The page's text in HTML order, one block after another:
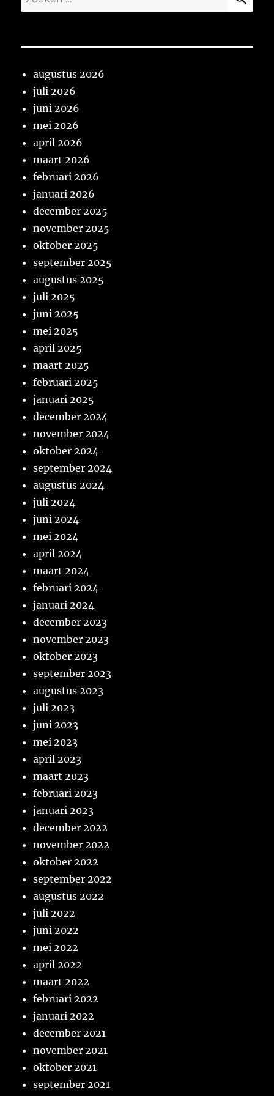
naar:
augustus 2026
juli 2026
juni 2026
mei 2026
april 2026
maart 2026
februari 2026
januari 2026
december 2025
november 2025
oktober 2025
september 2025
augustus 2025
juli 2025
juni 2025
mei 2025
april 2025
maart 2025
februari 2025
januari 2025
december 2024
november 2024
oktober 2024
september 2024
augustus 2024
juli 2024
juni 2024
mei 2024
april 2024
maart 2024
februari 2024
januari 2024
december 2023
november 2023
oktober 2023
september 2023
augustus 2023
juli 2023
juni 2023
mei 2023
april 2023
maart 2023
februari 2023
januari 2023
december 2022
november 2022
oktober 2022
september 2022
augustus 2022
juli 2022
juni 2022
mei 2022
april 2022
maart 2022
februari 2022
januari 2022
december 2021
november 2021
oktober 2021
september 2021